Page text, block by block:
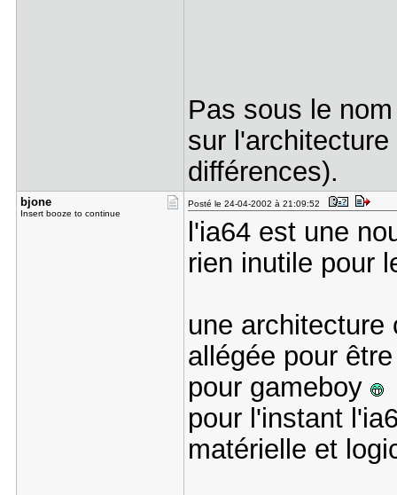
Pas sous le
sur
différences).
bjone
Insert booze to continue
Posté le 24-04-2002 à 21:09:52
l'ia64 est une
rien inutile pour
une architecture
allégée pour
pour gameboy
pour l'instant
matérielle et